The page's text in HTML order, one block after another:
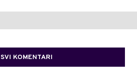
SVI KOMENTARI